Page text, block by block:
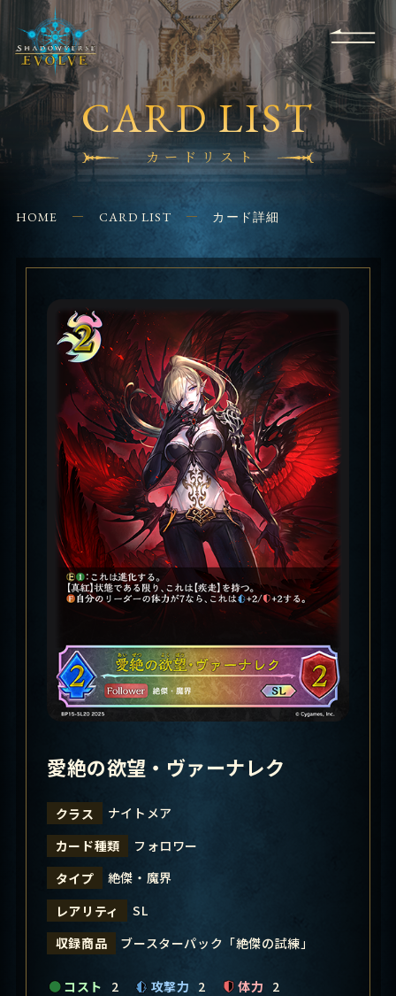
Q&A
EVENT SHOPS
FOR
BEGINNERS
APPLICATION
CONTACT
CARD LIST
カードリスト
HOME CARD LIST カード詳細
愛絶の欲望・ヴァーナレク
クラス
ナイトメア
カード種類
フォロワー
タイプ
絶傑・魔界
レアリティ
SL
収録商品
ブースターパック「絶傑の試練」
コスト 2 攻撃力 2 体力 2